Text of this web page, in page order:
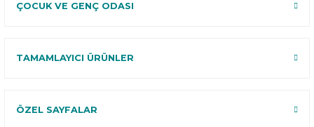
ÇOCUK VE GENÇ ODASI
TAMAMLAYICI ÜRÜNLER
ÖZEL SAYFALAR